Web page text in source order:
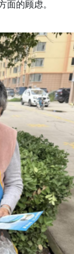
面的顾虑。